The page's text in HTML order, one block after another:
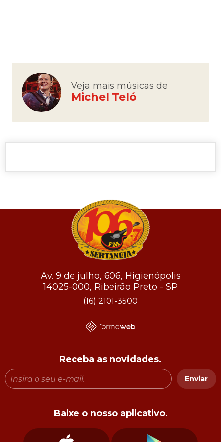
Veja mais músicas de
Michel Teló
Av. 9 de julho, 606, Higienópolis
14025-000, Ribeirão Preto - SP
(16) 2101-3500
Receba as novidades.
Enviar
Baixe o nosso aplicativo.